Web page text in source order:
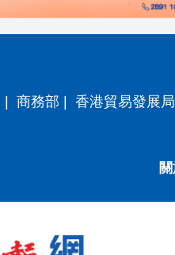
商務部 香港貿易發展局